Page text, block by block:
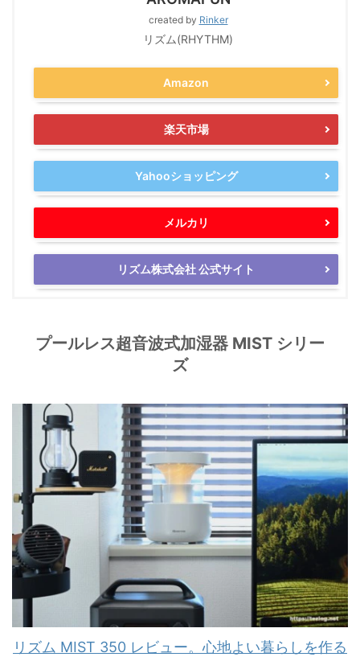
created by Rinker
リズム(RHYTHM)
Amazon
楽天市場
Yahooショッピング
メルカリ
リズム株式会社 公式サイト
プールレス超音波式加湿器 MIST シリー
ズ
リズム MIST 350 レビュー。心地よい暮らしを作る